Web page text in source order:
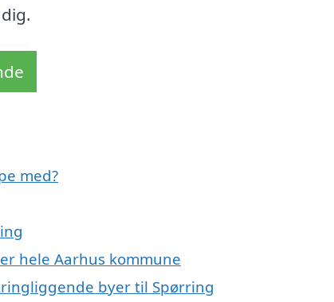
med?
hele Aarhus kommune
byer til Spørring